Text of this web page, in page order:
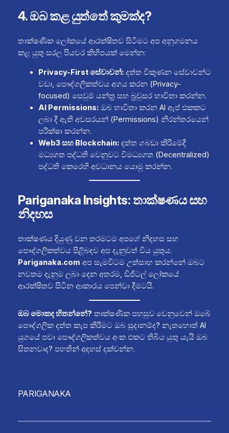
4. ඔබ කළ යුත්තේ කුමක්ද?
තාක්ෂණික ලෝකයේ ආරක්ෂිතව සිටීමට අප අනුගමනය
කළ යුතු සරල පියවර කිහිපයක් මෙන්න:
Privacy-First සේවාවන්:දත්ත විකුණන සේවාවන්ට
වඩා, පෞද්ගලිකත්වය අගය කරන (Privacy-
focused) සෙවුම් යන්ත්‍ර සහ බ්‍රවුසර භාවිතා කරන්න.
AI Permissions:ඔබ භාවිතා කරන AI ඇප් එකකට
ලබා දී ඇති අවසරයන් (Permissions) නිරන්තරයෙන්
පරීක්ෂා කරන්න.
Web3 සහ Blockchain:දත්ත ගබඩා කිරීමේදී
මධ්‍යගත පද්ධති වෙනුවට විමධ්‍යගත (Decentralized)
පද්ධති කෙරෙහි අවධානය යොමු කරන්න.
Pariganaka Insights: තාක්ෂණය සහ
නිදහස
තාක්ෂණය දියුණු වන තරමටම අපගේ නිදහස සහ
පෞද්ගලිකත්වය පිළිබඳව අප දැනුවත් විය යුතුය.
Pariganaka.com අප සැමවිටම උත්සාහ කරන්නේ ඔබට
නවතම දැනුම ලබා දෙන අතරම, ඩිජිටල් ලෝකයේ
ආරක්ෂිතව සිටින ආකාරය පෙන්වා දීමටයි.
ඔබ මොකද හිතන්නේ? තාක්ෂණික පහසුව වෙනුවෙන් ඔබේ
පෞද්ගලික දත්ත කැප කිරීමට ඔබ සූදානම්ද? නැතහොත් AI
යුගයේ පවා පෞද්ගලිකත්වය අංක එකට තිබිය යුතු යැයි ඔබ
සිතනවාද? පහතින් අදහස් දක්වන්න.
PARIGANAKA